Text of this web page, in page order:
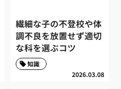
繊細な子の不登校や体
調不良を放置せず適切
な科を選ぶコツ
2026.03.08
知識